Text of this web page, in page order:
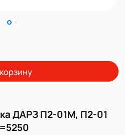
ДАРЗ П2-01М, П2-01